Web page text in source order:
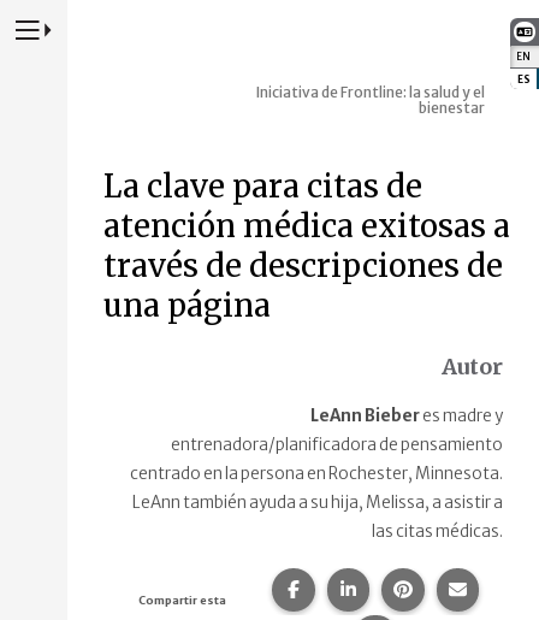
EN
ES
Presione para alternar la navegación principal del sitio web
Iniciativa de Frontline: la salud y el
bienestar
La clave para citas de
atención médica exitosas a
través de descripciones de
una página
Autor
LeAnn Bieberes madre y
entrenadora/planificadora de pensamiento
centrado en la persona en Rochester, Minnesota.
LeAnn también ayuda a su hija, Melissa, a asistir a
las citas médicas.
Compartir esta
Compartir esta página en
Compartir esta
Compartir